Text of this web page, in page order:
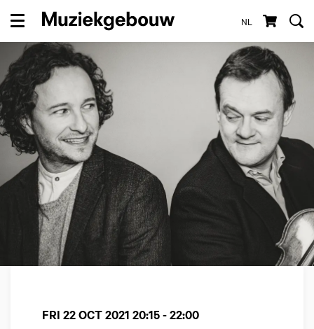
NL
Menu
FRI 22 OCT 2021 20:15 - 22:00